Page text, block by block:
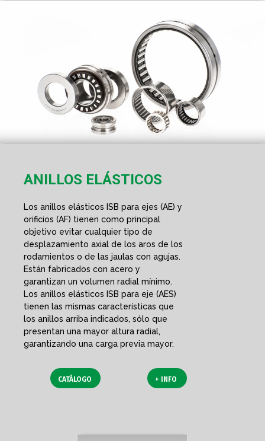
ANILLOS ELÁSTICOS
Los anillos elásticos ISB para ejes (AE) y
orificios (AF) tienen como principal
objetivo evitar cualquier tipo de
desplazamiento axial de los aros de los
rodamientos o de las jaulas con agujas.
Están fabricados con acero y
garantizan un volumen radial mínimo.
Los anillos elásticos ISB para eje (AES)
tienen las mismas características que
los anillos arriba indicados, sólo que
presentan una mayor altura radial,
garantizando una carga previa mayor.
CATÁLOGO + INFO